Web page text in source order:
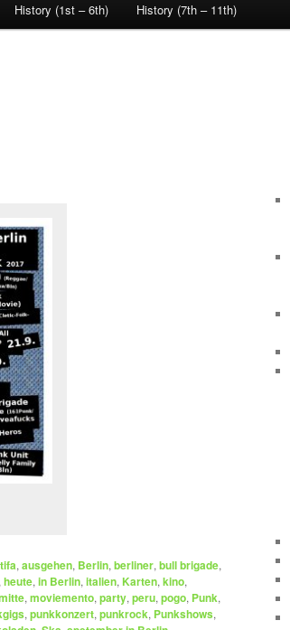
History (1st – 6th) History (7th – 11th)
,ausgehen, Berlin,berliner,bull brigade,
,heute,in Berlin,italien, Karten,kino,
,moviemento,party,peru,pogo, Punk,
,punkkonzert,punkrock, Punkshows,